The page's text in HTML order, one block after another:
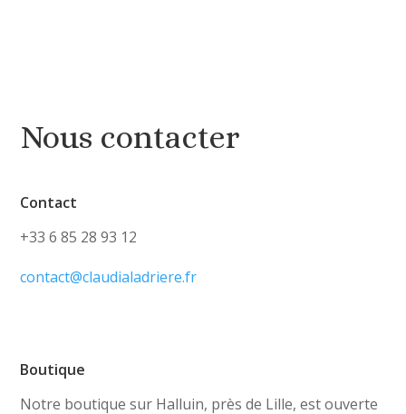
Nous contacter
Contact
+33 6 85 28 93 12
contact@claudialadriere.fr
Boutique
Notre boutique sur Halluin, près de Lille, est ouverte